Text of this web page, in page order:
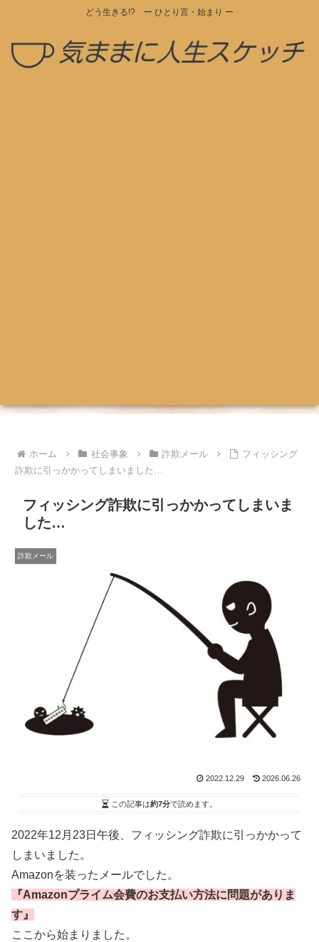
どう生きる!? ー ひとり言・始まり ー
ホーム 社会事象 詐欺メール
フィッシング
詐欺に引っかかってしまいました…
フィッシング詐欺に引っかかってしまいま
した…
詐欺メール
2022.12.29 2026.06.26
この記事は約7分で読めます。
2022年12月23日午後、フィッシング詐欺に引っかかって
しまいました。
Amazonを装ったメールでした。
『Amazonプライム会費のお支払い方法に問題がありま
す』
ここから始まりました。